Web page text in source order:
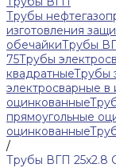
Трубы
изготовления
обечайкиТрубы
75Трубы
квадратныеТрубы
электросварные
оцинкованные
прямоугольные
оцинкованные
/
Трубы ВГП 25x2.8